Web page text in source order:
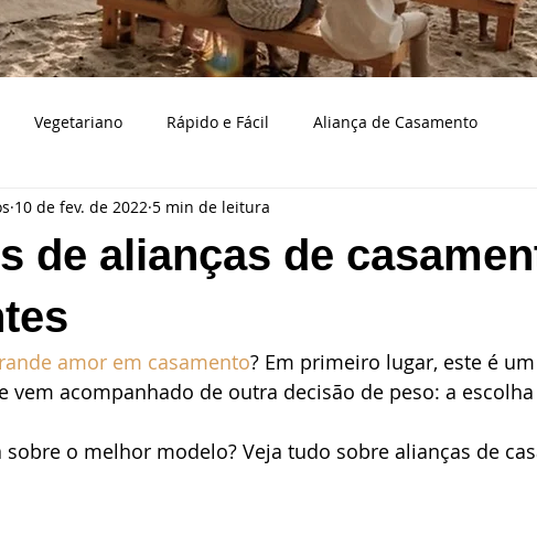
Vegetariano Rápido e Fácil Aliança de Casamento
Bodas de casamento
Espaço de casamento Decoração Eventos Fotografia
casamento
de alianças de
10 de fev. de 2022 5 min de leitura
amor em casamento? Em primeiro lugar, este é
vem acompanhado de outra decisão de peso: a
sobre o melhor modelo? Veja tudo sobre alianças de